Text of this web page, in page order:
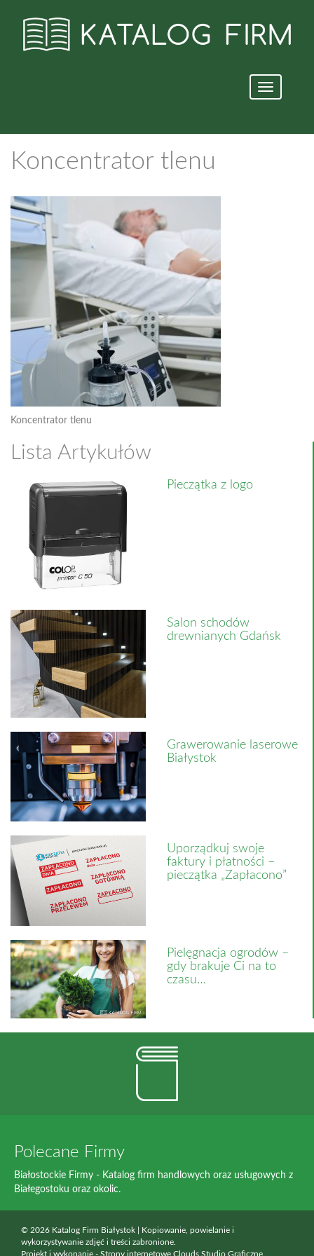
Nawigacja
strony
Koncentrator tlenu
Koncentrator tlenu
Lista Artykułów
Pieczątka z logo
Salon schodów
drewnianych Gdańsk
Grawerowanie laserowe
Białystok
Uporządkuj swoje
faktury i płatności –
pieczątka „Zapłacono”
Pielęgnacja ogrodów –
gdy brakuje Ci na to
czasu…
Polecane Firmy
Białostockie Firmy - Katalog firm handlowych oraz usługowych z
Białegostoku oraz okolic.
© 2026 Katalog Firm Białystok | Kopiowanie, powielanie i
wykorzystywanie zdjęć i treści zabronione.
Projekt i wykonanie - Strony internetowe Clouds Studio Graficzne